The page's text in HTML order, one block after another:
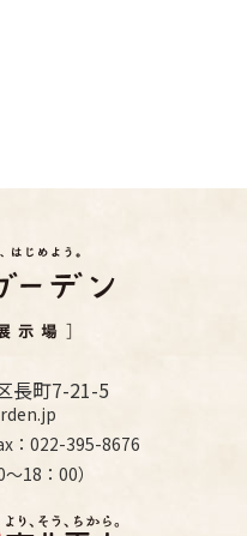
長町7-21-5
：022-395-8676
18：00）